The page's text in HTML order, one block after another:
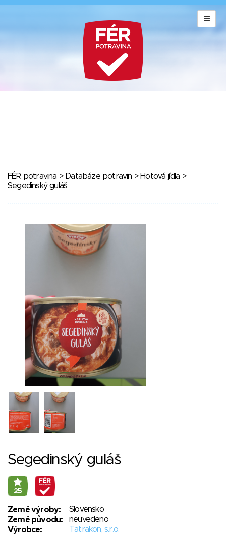
FÉR potravina > Databáze potravin > Hotová jídla >
Segedinský guláš
Segedinský guláš
25
Země výroby:
Slovensko
Země původu:
neuvedeno
Výrobce:
Tatrakon, s.r.o.